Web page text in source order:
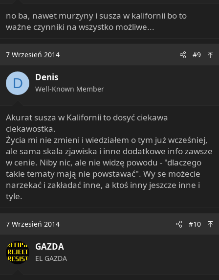
no ba, nawet murzyny i susza w kalifornii bo to
ważne czynniki na wszystko możliwe...
7 Wrzesień 2014 #9
D Denis
Well-Known Member
Akurat susza w Kalifornii to dosyć ciekawa
ciekawostka.
Życia mi nie zmieni i wiedziałem o tym już wcześniej,
ale sama skala zjawiska i inne dodatkowe info zawsze
w cenie. Niby nic, ale nie widzę powodu - "dlaczego
takie tematy mają nie powstawać". Wy se możecie
narzekać i zakładać inne, a ktoś inny jeszcze inne i
tyle.
7 Wrzesień 2014 #10
GAZDA
EL GAZDA